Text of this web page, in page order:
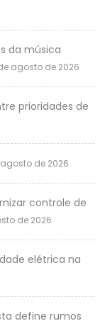
da música
agosto de 2026
prioridades de
de 2026
controle de
de 2026
elétrica na
define rumos